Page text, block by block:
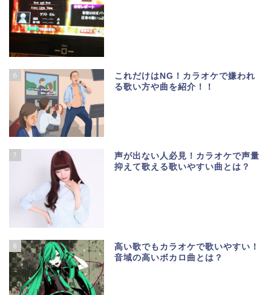
6
これだけはNG！カラオケで嫌われ
る歌い方や曲を紹介！！
7
声が出ない人必見！カラオケで声量
抑えて歌える歌いやすい曲とは？
8
高い歌でもカラオケで歌いやすい！
音域の高いボカロ曲とは？